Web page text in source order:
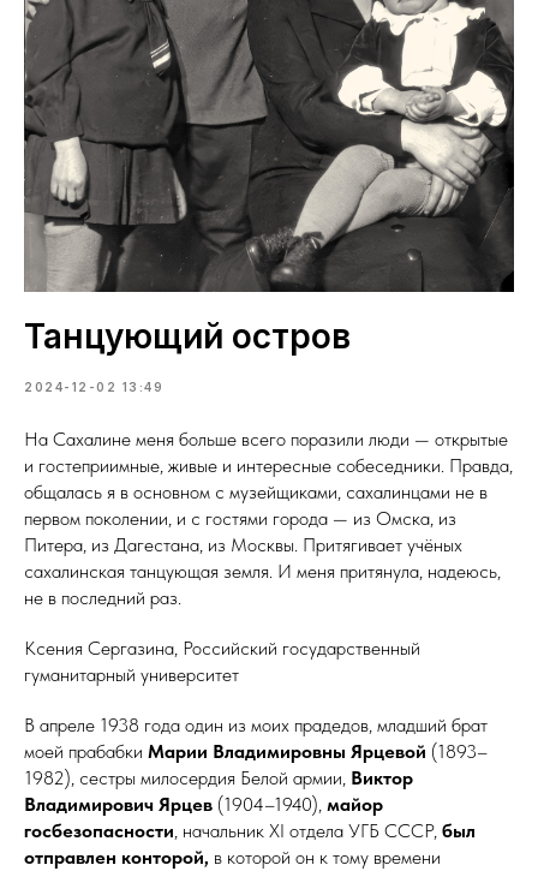
Танцующий остров
2024-12-02 13:49
На Сахалине меня больше всего поразили люди — открытые
и гостеприимные, живые и интересные собеседники. Правда,
общалась я в основном с музейщиками, сахалинцами не в
первом поколении, и с гостями города — из Омска, из
Питера, из Дагестана, из Москвы. Притягивает учёных
сахалинская танцующая земля. И меня притянула, надеюсь,
не в последний раз.
Ксения Сергазина, Российский государственный
гуманитарный университет
В апреле 1938 года один из моих прадедов, младший брат
моей прабабки Марии Владимировны Ярцевой (1893–
1982), сестры милосердия Белой армии, Виктор
Владимирович Ярцев (1904–1940), майор
госбезопасности, начальник XI отдела УГБ СССР, был
отправлен конторой, в которой он к тому времени